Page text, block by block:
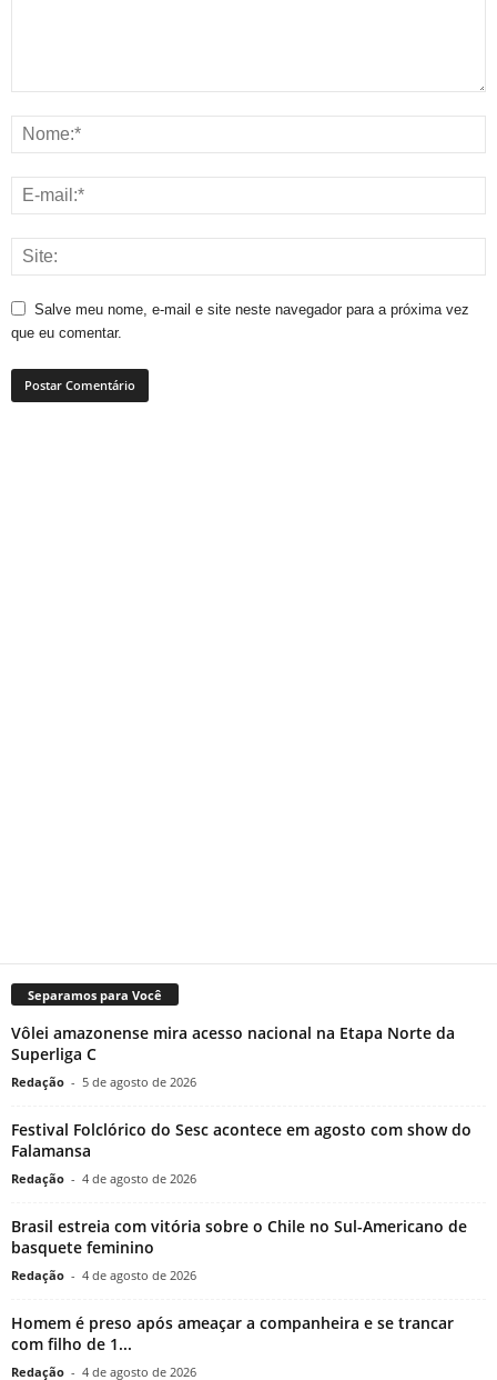
Salve meu nome, e-mail e site neste navegador para a próxima vez
que eu comentar.
Separamos para Você
Vôlei amazonense mira acesso nacional na Etapa Norte da
Superliga C
Redação - 5 de agosto de 2026
Festival Folclórico do Sesc acontece em agosto com show do
Falamansa
Redação - 4 de agosto de 2026
Brasil estreia com vitória sobre o Chile no Sul-Americano de
basquete feminino
Redação - 4 de agosto de 2026
Homem é preso após ameaçar a companheira e se trancar
com filho de 1...
Redação - 4 de agosto de 2026